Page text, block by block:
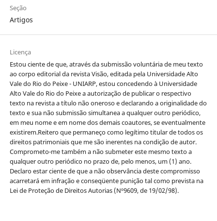
Seção
Artigos
Licença
Estou ciente de que, através da submissão voluntária de meu texto
ao corpo editorial da revista Visão, editada pela Universidade Alto
Vale do Rio do Peixe - UNIARP, estou concedendo à Universidade
Alto Vale do Rio do Peixe a autorização de publicar o respectivo
texto na revista a título não oneroso e declarando a originalidade do
texto e sua não submissão simultanea a qualquer outro periódico,
em meu nome e em nome dos demais coautores, se eventualmente
existirem.Reitero que permaneço como legítimo titular de todos os
direitos patrimoniais que me são inerentes na condição de autor.
Comprometo-me também a não submeter este mesmo texto a
qualquer outro periódico no prazo de, pelo menos, um (1) ano.
Declaro estar ciente de que a não observância deste compromisso
acarretará em infração e conseqüente punição tal como prevista na
Lei de Proteção de Direitos Autorias (Nº9609, de 19/02/98).